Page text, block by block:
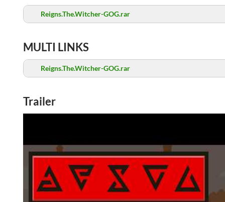
Reigns.The.Witcher-GOG.rar
MULTI LINKS
Reigns.The.Witcher-GOG.rar
Trailer